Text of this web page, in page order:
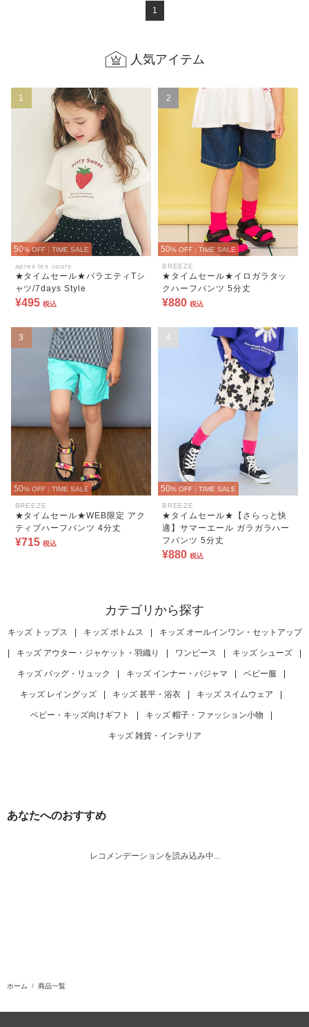
1
人気アイテム
1
50% OFF | TIME SALE
apres les cours
★タイムセール★バラエティTシ
ャツ/7days Style
¥495 税込
2
50% OFF | TIME SALE
BREEZE
★タイムセール★イロガラタッ
クハーフパンツ 5分丈
¥880 税込
3
50% OFF TIME SALE
BREEZE
★タイムセール★WEB限定 アク
ティブハーフパンツ 4分丈
¥715 税込
4
50% OFF TIME SALE
BREEZE
★タイムセール★【さらっと快
適】サマーエール ガラガラハー
フパンツ 5分丈
¥880 税込
カテゴリから探す
キッズ トップス キッズ ボトムス キッズ オールインワン・セットアップ
キッズ アウター・ジャケット・羽織り ワンピース キッズ シューズ
キッズ バッグ・リュック キッズ インナー・パジャマ ベビー服
キッズ レイングッズ キッズ 甚平・浴衣 キッズ スイムウェア
ベビー・キッズ向けギフト キッズ 帽子・ファッション小物
キッズ 雑貨・インテリア
あなたへのおすすめ
レコメンデーションを読み込み中...
ホーム 商品一覧